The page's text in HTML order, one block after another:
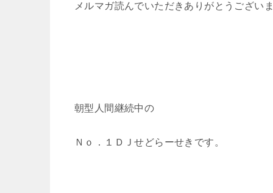
メルマガ読んでいただきありがとうござい
朝型人間継続中の
Ｎｏ．１ＤＪせどらーせきです。